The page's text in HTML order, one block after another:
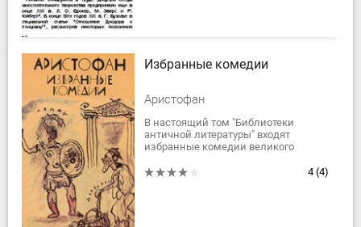
Избранные комедии
Аристофан
В настоящий том "Библиотеки
античной литературы" входят
избранные комедии великого
н. э. Аристофана: "Всадники",
4 (4)